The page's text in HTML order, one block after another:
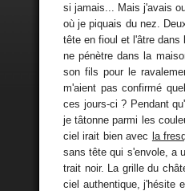
si jamais... Mais j'avais
où je piquais du nez.
tête en fioul et l'âtre dans
ne pénètre dans la
son fils pour le
m'aient pas confirmé
ces jours-ci ? Pendant
je tâtonne parmi les
ciel irait bien avec la
sans tête qui s'envole, a
trait noir. La grille du
ciel authentique, j'hésite